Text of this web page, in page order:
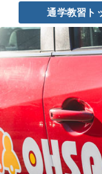
通学教習ト